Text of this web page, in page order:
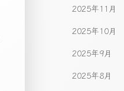
2025年11月
2025年10月
2025年9月
2025年8月